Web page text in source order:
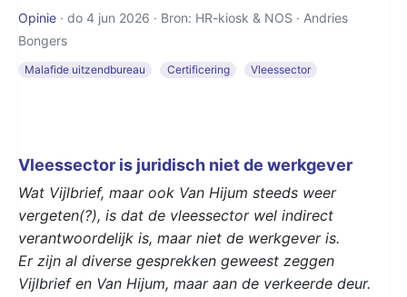
Opinie · do 4 jun 2026 · Bron: HR-kiosk & NOS · Andries
Bongers
Malafide uitzendbureau Certificering Vleessector
Vleessector is juridisch niet de werkgever
Wat Vijlbrief, maar ook Van Hijum steeds weer
vergeten(?), is dat de vleessector wel indirect
verantwoordelijk is, maar niet de werkgever is.
Er zijn al diverse gesprekken geweest zeggen
Vijlbrief en Van Hijum, maar aan de verkeerde deur.